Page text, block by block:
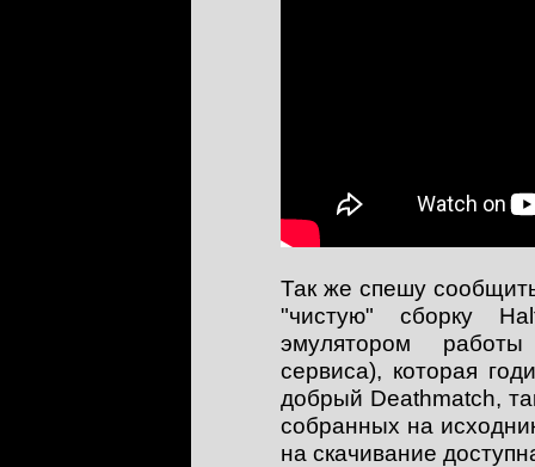
Так же спешу
"чистую" сборку
эмулятором
сервиса), которая
добрый Deathmatch,
собранных на
на скачивание